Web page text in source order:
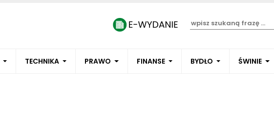
TECHNIKA PRAWO FINANSE BYDŁO ŚWINIE